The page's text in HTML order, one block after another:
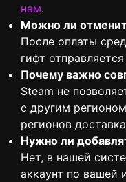
нам.
Можно ли
После оплаты
гифт
Почему важно
Steam не
с другим
регионов
Нужно ли
Нет, в нашей
аккаунт по вашей